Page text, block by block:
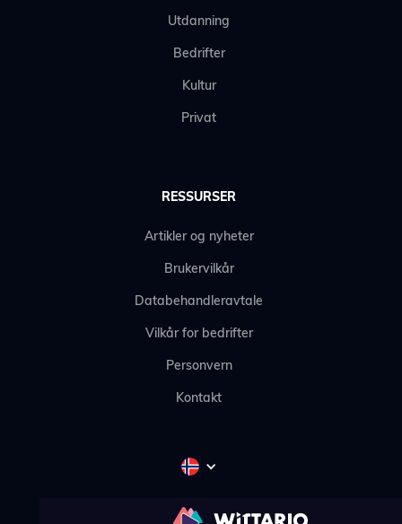
Utdanning
Bedrifter
Kultur
Privat
RESSURSER
Artikler og nyheter
Brukervilkår
Databehandleravtale
Vilkår for bedrifter
Personvern
Kontakt